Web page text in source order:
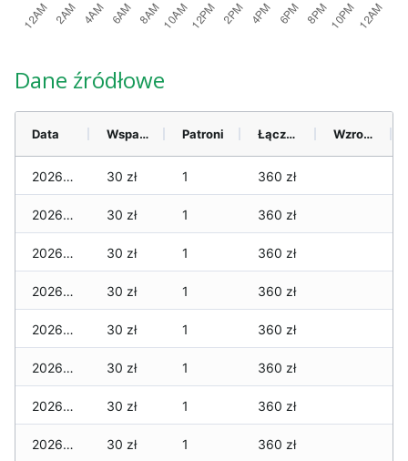
Dane źródłowe
Data Wsparcie Patroni Łącznie Wzrost (28 dni)
2026-08-06 30 zł 1 360 zł
2026-08-05 30 zł 1 360 zł
2026-08-04 30 zł 1 360 zł
2026-08-03 30 zł 1 360 zł
2026-08-02 30 zł 1 360 zł
2026-08-01 30 zł 1 360 zł
2026-07-31 30 zł 1 360 zł
2026-07-29 30 zł 1 360 zł